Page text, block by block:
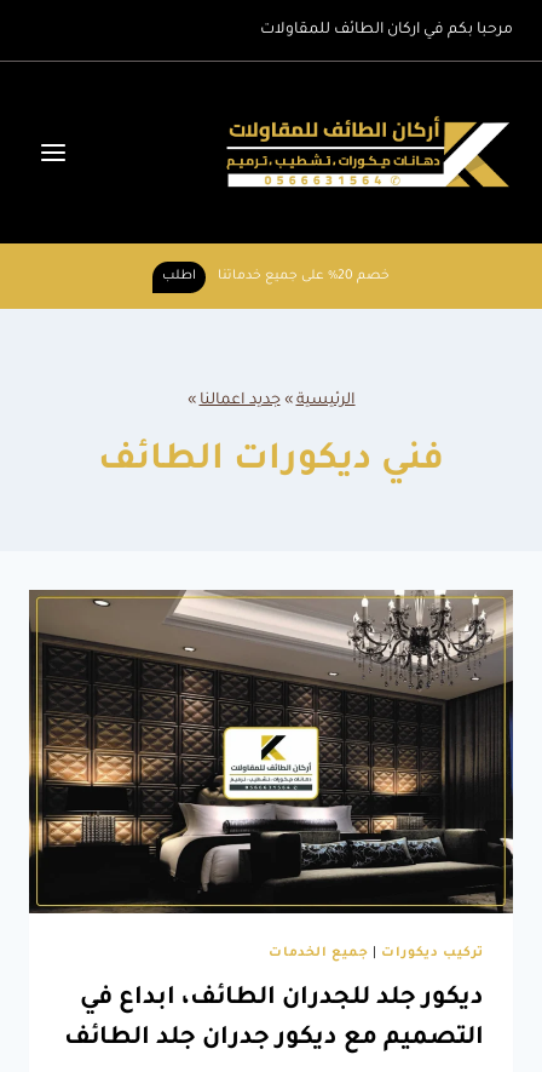
مرحبا بكم في اركان الطائف للمقاولات
خصم 20% على جميع خدماتنا اطلب
الرئيسية »جديد اعمالنا »
فني ديكورات الطائف
تركيب ديكورات جميع الخدمات
ديكور جلد للجدران الطائف، ابداع في
التصميم مع ديكور جدران جلد الطائف